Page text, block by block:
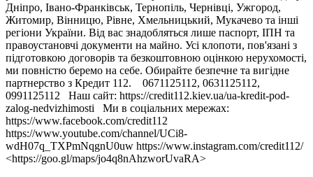
Дніпро, Івано-Франківськ, Тернопіль, Чернівці, Ужгород,
Житомир, Вінницю, Рівне, Хмельницький, Мукачево та інші
регіони України. Від вас знадобляться лише паспорт, ІПН та
правоустановчі документи на майно. Усі клопоти, пов'язані з
підготовкою договорів та безкоштовною оцінкою нерухомості,
ми повністю беремо на себе. Обирайте безпечне та вигідне
партнерство з Кредит 112. 0671125112, 0631125112,
0991125112 Наш сайт: https://credit112.kiev.ua/ua-kredit-pod-
zalog-nedvizhimosti Ми в соціальних мережах:
https://www.facebook.com/credit112
https://www.youtube.com/channel/UCi8-
wdH07q_TXPmNqgnU0uw https://www.instagram.com/credit112/
<https://goo.gl/maps/jo4q8nAhzworUvaRA>